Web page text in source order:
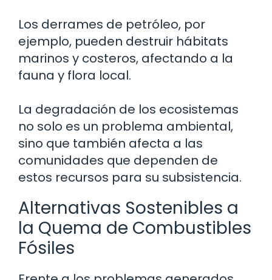
Los derrames de petróleo, por
ejemplo, pueden destruir hábitats
marinos y costeros, afectando a la
fauna y flora local.
La degradación de los ecosistemas
no solo es un problema ambiental,
sino que también afecta a las
comunidades que dependen de
estos recursos para su subsistencia.
Alternativas Sostenibles a
la Quema de Combustibles
Fósiles